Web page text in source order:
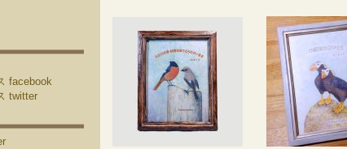
facebook
twitter